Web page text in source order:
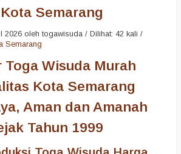
Semarang
2026 oleh togawisuda / Dilihat: 42 kali /
Semarang
Toga Wisuda Murah
Kota Semarang
Aman dan Amanah
Tahun 1999